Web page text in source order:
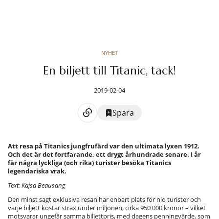
NYHET
En biljett till Titanic, tack!
2019-02-04
Spara
Att resa på Titanics jungfrufärd var den ultimata lyxen 1912.
Och det är det fortfarande, ett drygt århundrade senare. I år
får några lyckliga (och rika) turister besöka Titanics
legendariska vrak.
Text: Kajsa Beausang
Den minst sagt exklusiva resan har enbart plats för nio turister och
varje biljett kostar strax under miljonen, cirka 950 000 kronor – vilket
motsvarar ungefär samma biljettpris, med dagens penningvärde, som